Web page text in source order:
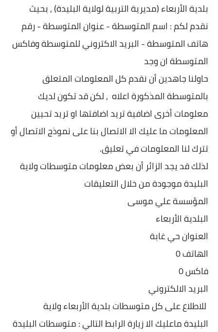
بلديةالأربعاء (مديرية التربية لولاية البليدة) , بحيث
نقدم لكم : اسم المتوسطة - عنوان المتوسطة - رقم
هاتف المتوسطة - البريد الاكتروني للمتوسطة وفاكس
المتوسطة ان وجد
حاولنا جاهدين أن نقدم كل المعلومات المتعلق
بالمتوسطة المذكورة اعلاه , لكن قد تكون لديك
معلومات أخرى اضافية تريد اضافتها او تريد تحيين
المعلومات ما عليك الا الاتصال بنا على نموذج الاتصال أو
تترك لنا المعلومات في تعليق.
لذلك قد يجد الزائر أن بعض معلومات متوسطات ولاية
البليدة موجودة من خلال التعليقات
المؤسسة علي موسى
البلدية الأربعاء
العنوان حي غابة
الهاتف 0
فاكس 0
البريد الالكتروني
للاطلاع على كل متوسطات بلدية الأربعاء ولاية
البليدة ماعليك الا زيارة الرابط التالي : متوسطات البليدة